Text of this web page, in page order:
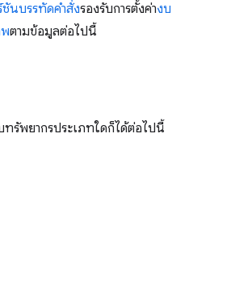
ชันบรรทัดคำสั่งรองรับการตั้งค่างบ
ตามข้อมูลต่อไปนี้
รัพยากรประเภทใดก็ได้ต่อไปนี้